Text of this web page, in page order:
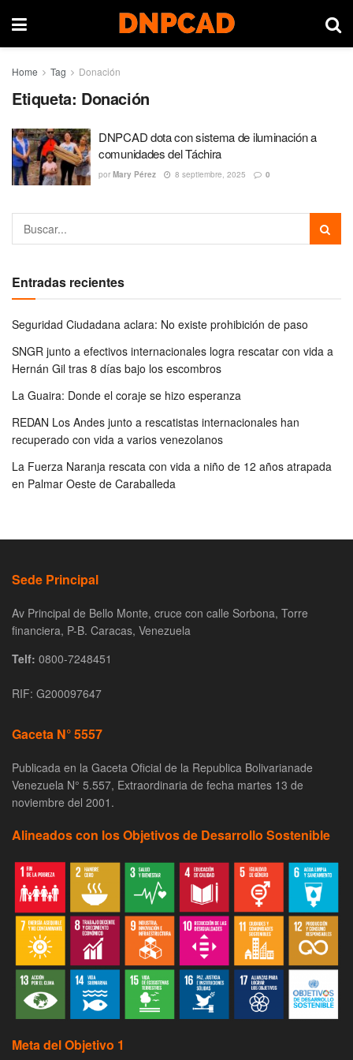
Home Tag Donación
Etiqueta: Donación
DNPCAD dota con sistema de iluminación a
comunidades del Táchira
por Mary Pérez 8 septiembre, 2025 0
Entradas recientes
Seguridad Ciudadana aclara: No existe prohibición de paso
SNGR junto a efectivos internacionales logra rescatar con vida a
Hernán Gil tras 8 días bajo los escombros
La Guaira: Donde el coraje se hizo esperanza
REDAN Los Andes junto a rescatistas internacionales han
recuperado con vida a varios venezolanos
La Fuerza Naranja rescata con vida a niño de 12 años atrapada
en Palmar Oeste de Caraballeda
Sede Principal
Av Principal de Bello Monte, cruce con calle Sorbona, Torre
financiera, P-B. Caracas, Venezuela
Telf: 0800-7248451
RIF: G200097647
Gaceta N° 5557
Publicada en la Gaceta Oficial de la Republica Bolivarianade
Venezuela N° 5.557, Extraordinaria de fecha martes 13 de
noviembre del 2001.
Alineados con los Objetivos de Desarrollo Sostenible
Meta del Objetivo 1